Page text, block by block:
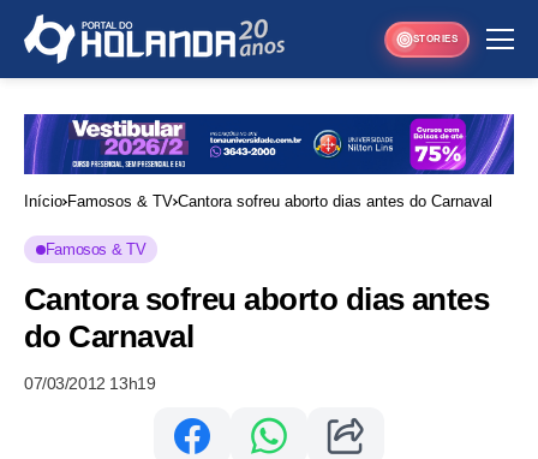
STORIES
Início Famosos & TV Cantora sofreu aborto dias antes do Carnaval
Famosos & TV
Cantora sofreu aborto dias antes
do Carnaval
07/03/2012 13h19